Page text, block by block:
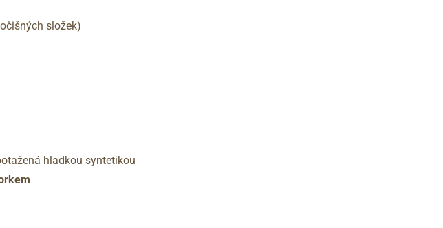
složek)
hladkou syntetikou